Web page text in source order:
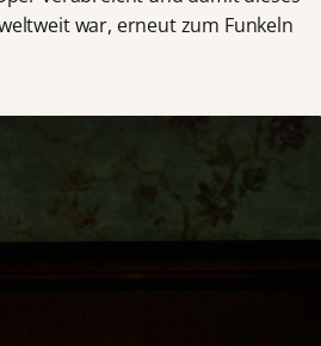
war, erneut zum Funkeln